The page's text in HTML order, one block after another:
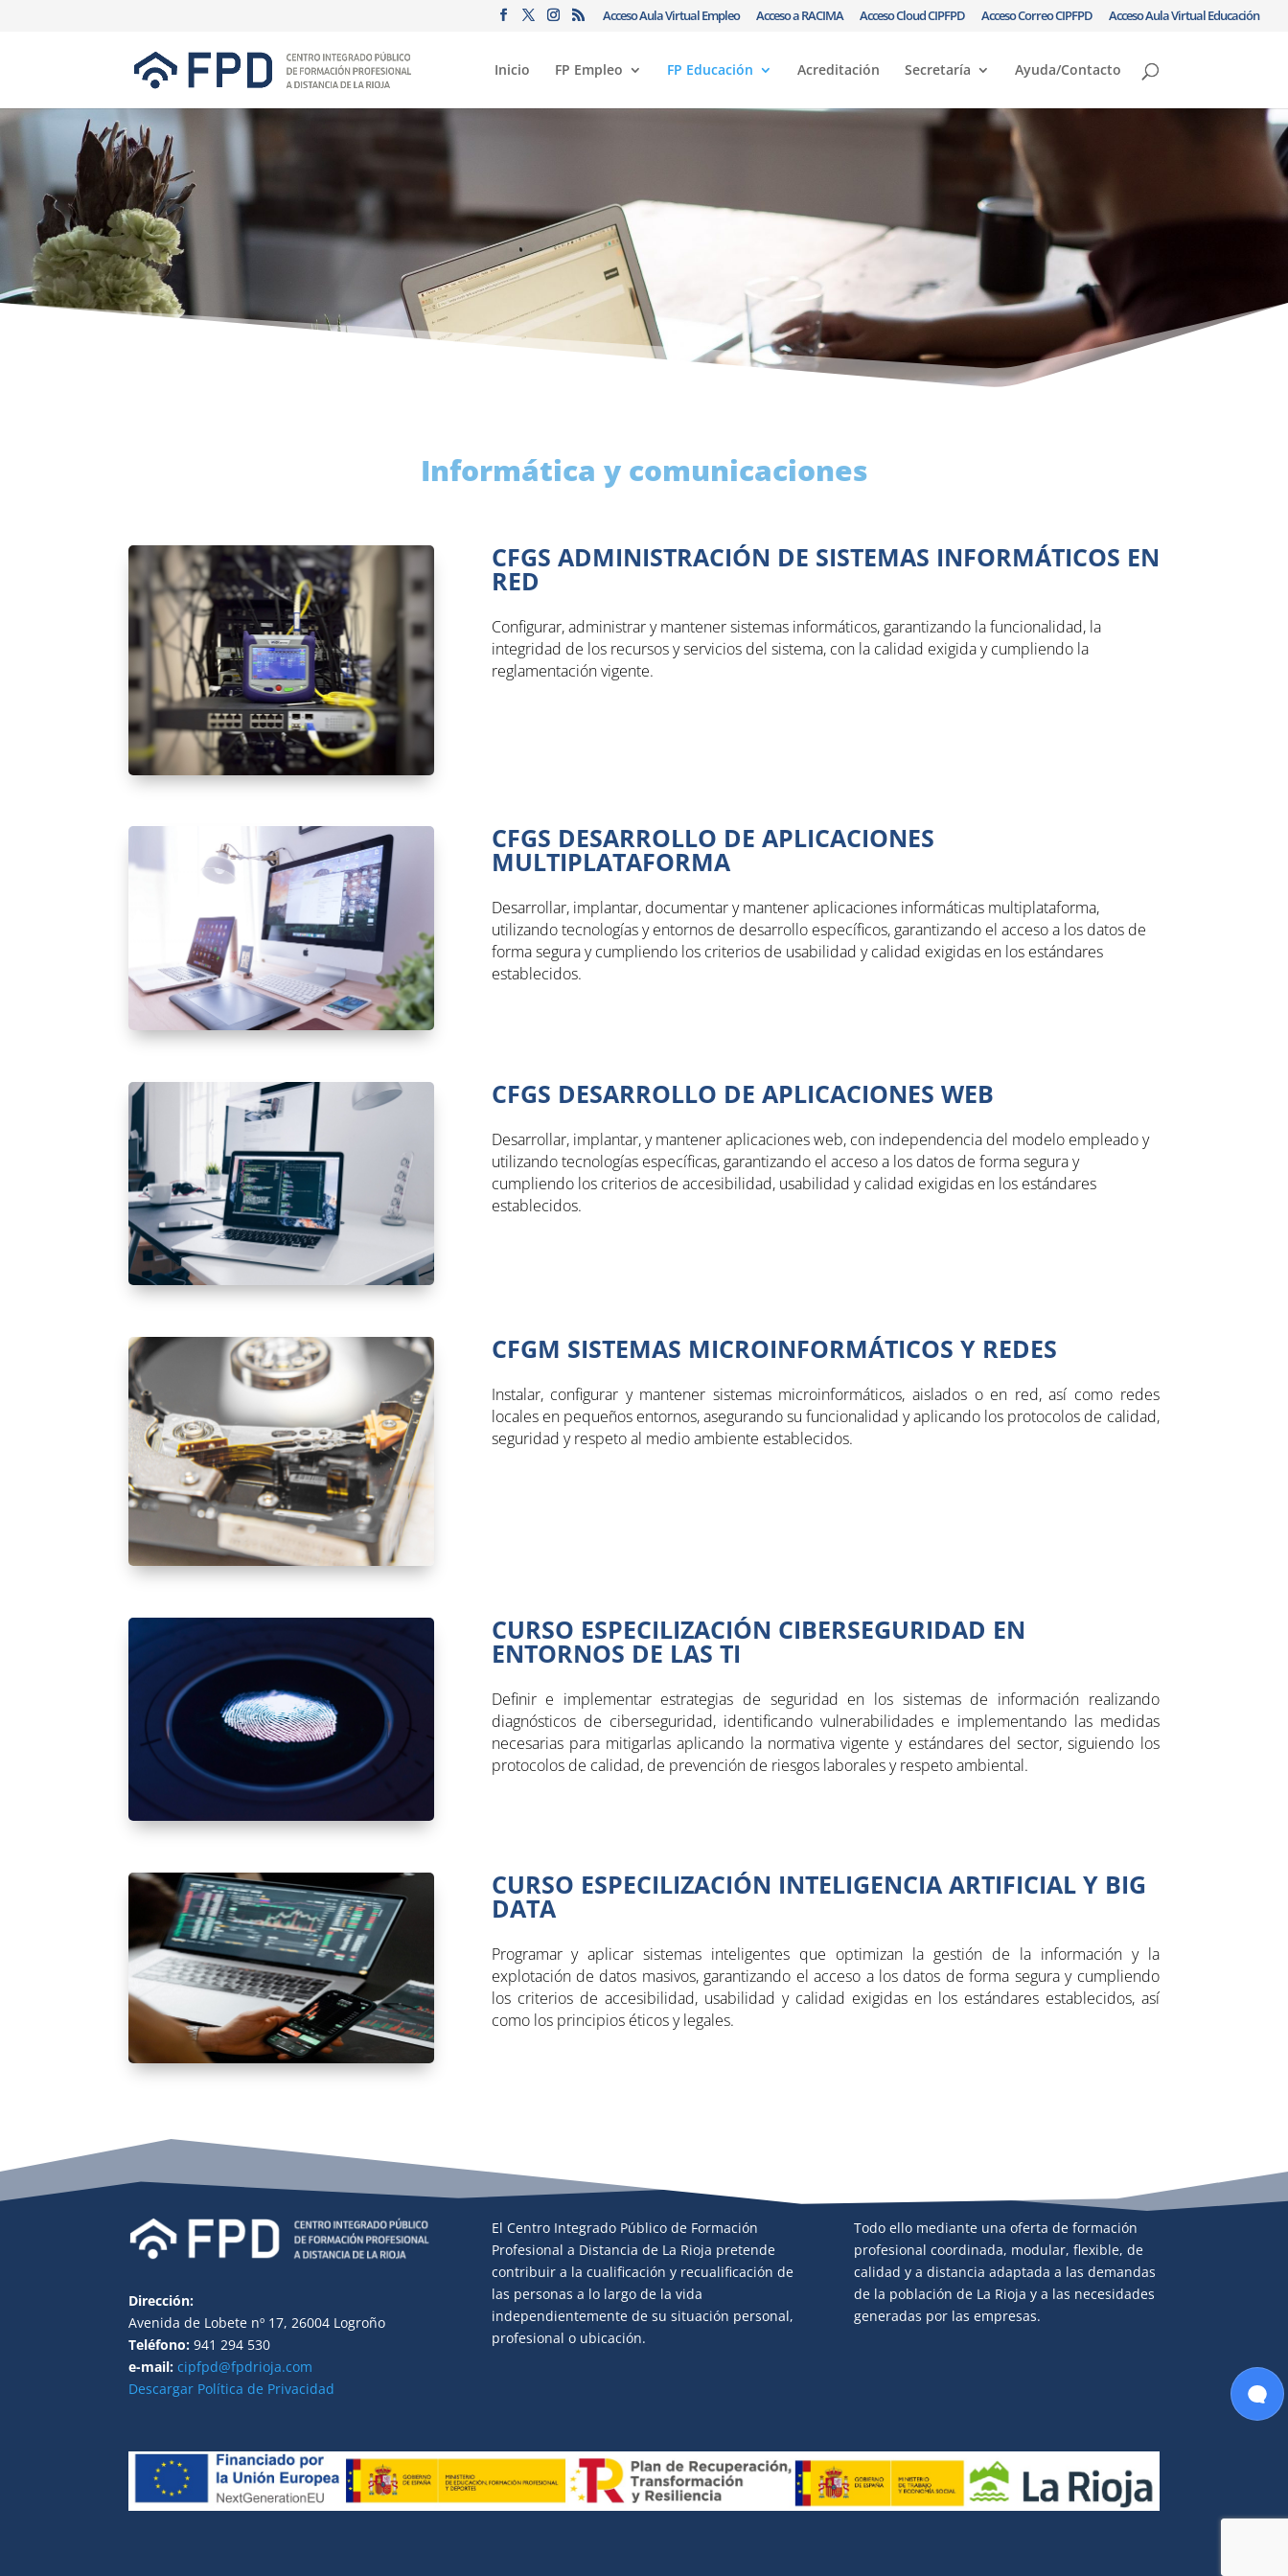
Acceso Aula Virtual Empleo Acceso a RACIMA Acceso Cloud CIPFPD Acceso Correo CIPFPD Acceso Aula Virtual Educación
Inicio FP Empleo FP Educación Acreditación Secretaría Ayuda/Contacto
Informática y comunicaciones
CFGS ADMINISTRACIÓN DE SISTEMAS INFORMÁTICOS EN
RED
Configurar, administrar y mantener sistemas informáticos, garantizando la funcionalidad, la
integridad de los recursos y servicios del sistema, con la calidad exigida y cumpliendo la
reglamentación vigente.
CFGS DESARROLLO DE APLICACIONES
MULTIPLATAFORMA
Desarrollar, implantar, documentar y mantener aplicaciones informáticas multiplataforma,
utilizando tecnologías y entornos de desarrollo específicos, garantizando el acceso a los datos de
forma segura y cumpliendo los criterios de usabilidad y calidad exigidas en los estándares
establecidos.
CFGS DESARROLLO DE APLICACIONES WEB
Desarrollar, implantar, y mantener aplicaciones web, con independencia del modelo empleado y
utilizando tecnologías específicas, garantizando el acceso a los datos de forma segura y
cumpliendo los criterios de accesibilidad, usabilidad y calidad exigidas en los estándares
establecidos.
CFGM SISTEMAS MICROINFORMÁTICOS Y REDES
Instalar, configurar y mantener sistemas microinformáticos, aislados o en red, así como redes
locales en pequeños entornos, asegurando su funcionalidad y aplicando los protocolos de calidad,
seguridad y respeto al medio ambiente establecidos.
CURSO ESPECILIZACIÓN CIBERSEGURIDAD EN
ENTORNOS DE LAS TI
Definir e implementar estrategias de seguridad en los sistemas de información realizando
diagnósticos de ciberseguridad, identificando vulnerabilidades e implementando las medidas
necesarias para mitigarlas aplicando la normativa vigente y estándares del sector, siguiendo los
protocolos de calidad, de prevención de riesgos laborales y respeto ambiental.
CURSO ESPECILIZACIÓN INTELIGENCIA ARTIFICIAL Y BIG
DATA
Programar y aplicar sistemas inteligentes que optimizan la gestión de la información y la
explotación de datos masivos, garantizando el acceso a los datos de forma segura y cumpliendo
los criterios de accesibilidad, usabilidad y calidad exigidas en los estándares establecidos, así
como los principios éticos y legales.
Dirección:
Avenida de Lobete nº 17, 26004 Logroño
Teléfono: 941 294 530
e-mail: cipfpd@fpdrioja.com
Descargar Política de Privacidad
El Centro Integrado Público de Formación
Profesional a Distancia de La Rioja pretende
contribuir a la cualificación y recualificación de
las personas a lo largo de la vida
independientemente de su situación personal,
profesional o ubicación.
Todo ello mediante una oferta de formación
profesional coordinada, modular, flexible, de
calidad y a distancia adaptada a las demandas
de la población de La Rioja y a las necesidades
generadas por las empresas.
mercado laboral. 🎓💼 ¿En qué
puedo ayudarte hoy?